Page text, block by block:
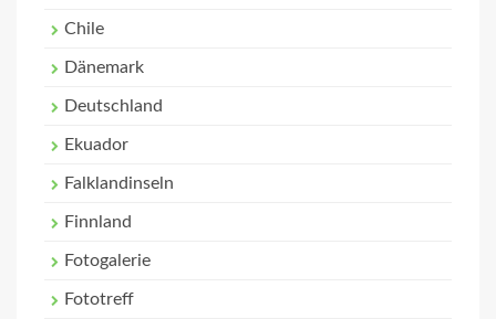
Chile
Dänemark
Deutschland
Ekuador
Falklandinseln
Finnland
Fotogalerie
Fototreff